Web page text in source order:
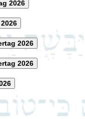
2026
2026
2026